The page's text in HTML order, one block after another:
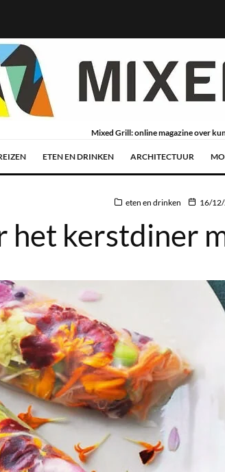
Mixed Grill: online magazine over
ETEN EN DRINKEN ARCHITECTUUR
eten en drinken 16/
het kerstdiner